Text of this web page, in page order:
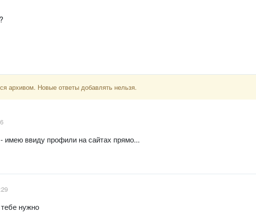
архивом. Новые ответы добавлять нельзя.
ввиду профили на сайтах прямо...
нужно